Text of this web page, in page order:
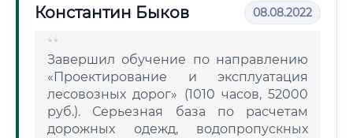
Константин Быков 08.08.2022
Завершил обучение по направлению
«Проектирование и эксплуатация
лесовозных дорог» (1010 часов, 52000
руб.). Серьезная база по расчетам
дорожных одежд, водопропускных